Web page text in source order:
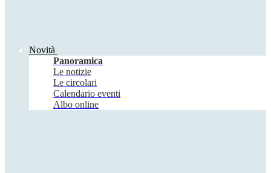
Novità
Panoramica
Le notizie
Le circolari
Calendario eventi
Albo online